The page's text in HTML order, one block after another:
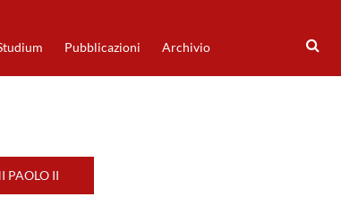
Pubblicazioni Archivio
PAOLO II